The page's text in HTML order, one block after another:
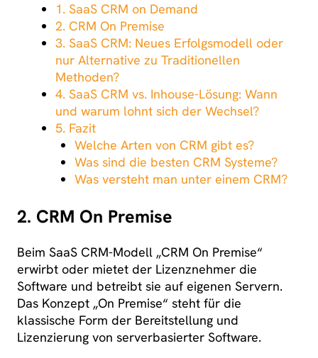
1. SaaS CRM on Demand
2. CRM On Premise
3. SaaS CRM: Neues Erfolgsmodell oder
nur Alternative zu Traditionellen
Methoden?
4. SaaS CRM vs. Inhouse-Lösung: Wann
und warum lohnt sich der Wechsel?
5. Fazit
Welche Arten von CRM gibt es?
Was sind die besten CRM Systeme?
Was versteht man unter einem CRM?
2. CRM On Premise
Beim SaaS CRM-Modell „CRM On Premise“
erwirbt oder mietet der Lizenznehmer die
Software und betreibt sie auf eigenen Servern.
Das Konzept „On Premise“ steht für die
klassische Form der Bereitstellung und
Lizenzierung von serverbasierter Software.